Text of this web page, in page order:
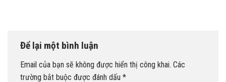
Để lại một bình luận
Email của bạn sẽ không được hiển thị công khai. Các
trường bắt buộc được đánh dấu *